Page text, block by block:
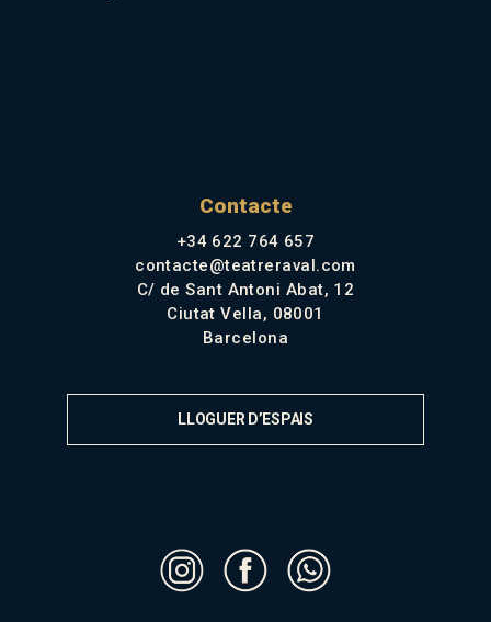
Contacte
+34 622 764 657
contacte@teatreraval.com
C/ de Sant Antoni Abat, 12
Ciutat Vella, 08001
Barcelona
LLOGUER D’ESPAIS